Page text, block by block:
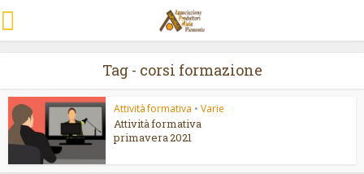
Tag - corsi formazione
Attività formativa • Varie
Attività formativa
primavera 2021